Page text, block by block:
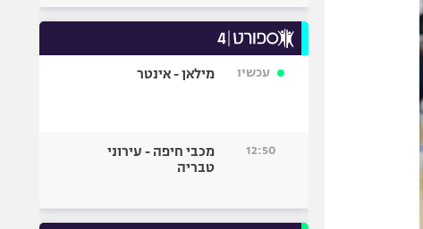
עכשיו מילאן - אינטר
12:50
מכבי חיפה - עירוני
טבריה